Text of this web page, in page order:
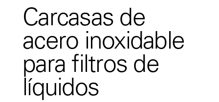
Carcasas de
acero inoxidable
para filtros de
líquidos